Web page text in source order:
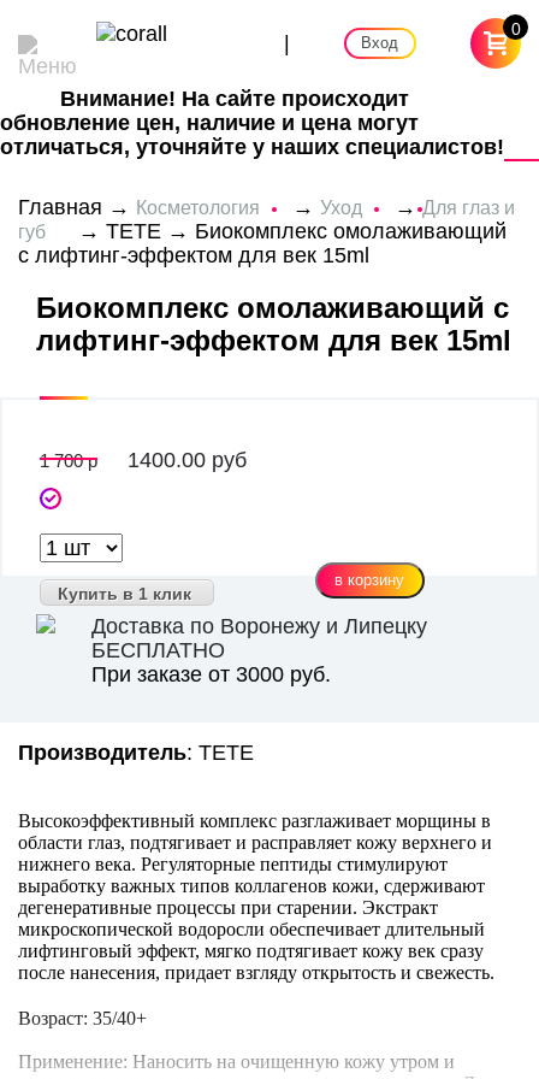
| Вход
0
Внимание! На сайте происходит
обновление цен, наличие и цена могут
отличаться, уточняйте у наших специалистов!
Главная → Косметология → Уход →Для глаз и
губ
→ TETE → Биокомплекс омолаживающий
с лифтинг-эффектом для век 15ml
Биокомплекс омолаживающий с
лифтинг-эффектом для век 15ml
1 700 р 1400.00 руб
Купить в 1 клик
Доставка по Воронежу и Липецку
БЕСПЛАТНО
При заказе от 3000 руб.
Производитель: TETE
Высокоэффективный комплекс разглаживает морщины в
области глаз, подтягивает и расправляет кожу верхнего и
нижнего века. Регуляторные пептиды стимулируют
выработку важных типов коллагенов кожи, сдерживают
дегенеративные процессы при старении. Экстракт
микроскопической водоросли обеспечивает длительный
лифтинговый эффект, мягко подтягивает кожу век сразу
после нанесения, придает взгляду открытость и свежесть.
Возраст: 35/40+
Применение: Наносить на очищенную кожу утром и